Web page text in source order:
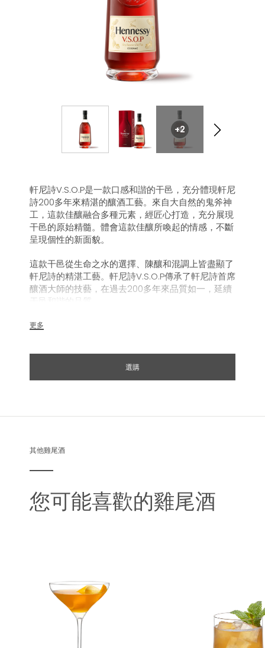
+2
軒尼詩V.S.O.P是一款口感和諧的干邑，充分體現軒尼
詩200多年來精湛的釀酒工藝。來自大自然的鬼斧神
工，這款佳釀融合多種元素，經匠心打造，充分展現
干邑的原始精髓。體會這款佳釀所喚起的情感，不斷
呈現個性的新面貌。
這款干邑從生命之水的選擇、陳釀和混調上皆盡顯了
軒尼詩的精湛工藝。軒尼詩V.S.O.P傳承了軒尼詩首席
釀酒大師的技藝，在過去200多年來品質如一，延續
干邑和諧的品質。
更多
選購
其他雞尾酒
您可能喜歡的雞尾酒